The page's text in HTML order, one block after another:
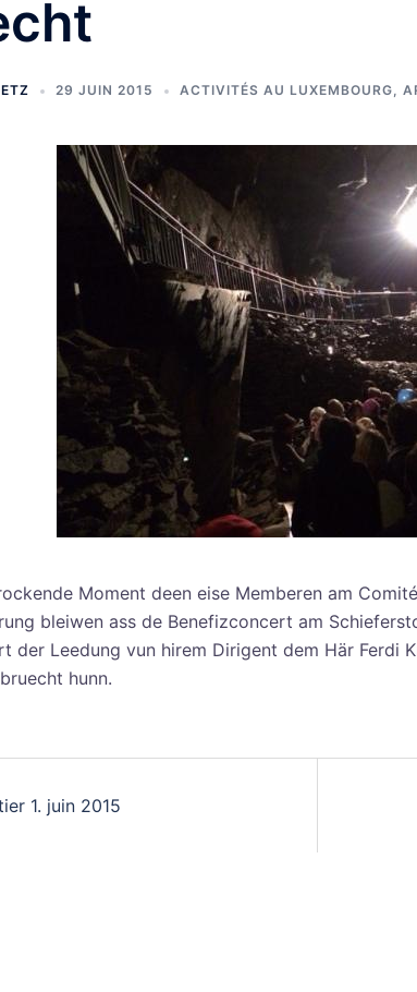
29 JUIN 2015 ACTIVITÉS AU LUXEMBOURG,
Moment deen eise Memberen am
bleiwen ass de Benefizconcert am
der Leedung vun hirem Dirigent dem Här Ferdi
hunn.
1. juin 2015